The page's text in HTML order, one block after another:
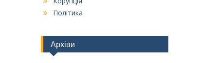
Політика
Архіви